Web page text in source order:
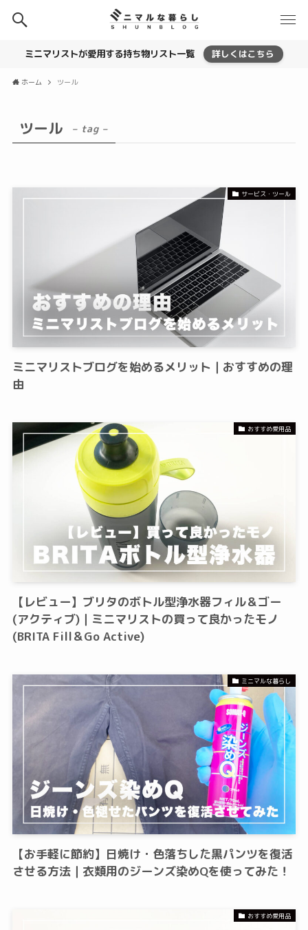
ミニマリストが愛用する持ち物リスト一覧 詳しくはこちら
ホーム ツール
ツール – tag –
サービス・ツール
ミニマリストブログを始めるメリット｜おすすめの理
由
おすすめ愛用品
【レビュー】ブリタのボトル型浄水器フィル＆ゴー
(アクティブ)｜ミニマリストの買って良かったモノ
(BRITA Fill＆Go Active)
ミニマルな暮らし
【お手軽に節約】日焼け・色落ちした黒パンツを復活
させる方法｜衣類用のジーンズ染めQを使ってみた！
おすすめ愛用品